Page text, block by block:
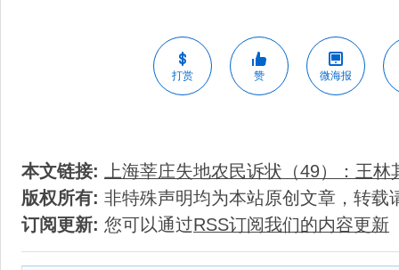
打赏 赞 微海报
本文链接:
上海莘庄失地农民诉状（49）：王林
版权所有: 非特殊声明均为本站原创文章，转载
订阅更新: 您可以通过RSS订阅我们的内容更新